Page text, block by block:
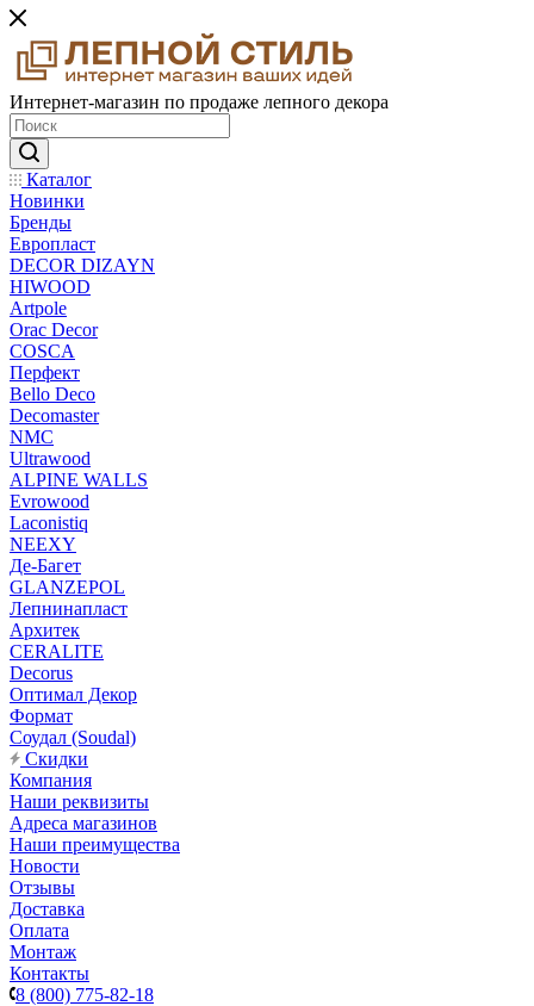
Интернет-магазин по продаже лепного декора
Каталог
Новинки
Бренды
Европласт
DECOR DIZAYN
HIWOOD
Artpole
Orac Decor
COSCA
Перфект
Bello Deco
Decomaster
NMС
Ultrawood
ALPINE WALLS
Evrowood
Laconistiq
NEEXY
Де-Багет
GLANZEPOL
Лепнинапласт
Архитек
CERALITE
Decorus
Оптимал Декор
Формат
Соудал (Soudal)
Скидки
Компания
Наши реквизиты
Адреса магазинов
Наши преимущества
Новости
Отзывы
Доставка
Оплата
Монтаж
Контакты
8 (800) 775-82-18